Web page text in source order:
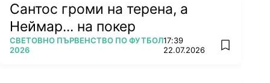
Сантос громи на терена, а
Неймар... на покер
ПОВЕЧЕ ОТ
СВЕТОВНО ПЪРВЕНСТВО ПО ФУТБОЛ
2026
17:39
22.07.2026
add